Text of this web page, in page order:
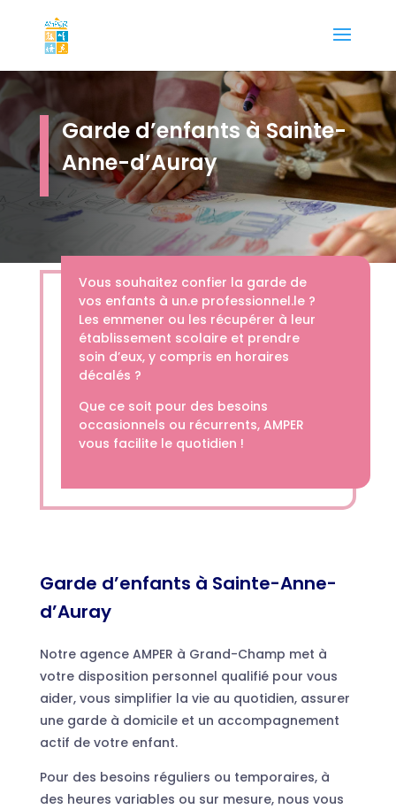
Garde d’enfants à Sainte-
Anne-d’Auray
Vous souhaitez confier la garde de
vos enfants à un.e professionnel.le ?
Les emmener ou les récupérer à leur
établissement scolaire et prendre
soin d’eux, y compris en horaires
décalés ?
Que ce soit pour des besoins
occasionnels ou récurrents, AMPER
vous facilite le quotidien !
Garde d’enfants à Sainte-Anne-
d’Auray
Notre agence AMPER à Grand-Champ met à
votre disposition personnel qualifié pour vous
aider, vous simplifier la vie au quotidien, assurer
une garde à domicile et un accompagnement
actif de votre enfant.
Pour des besoins réguliers ou temporaires, à
des heures variables ou sur mesure, nous vous